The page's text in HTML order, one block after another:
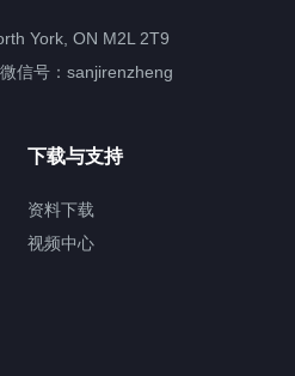
用
York, ON M2L 2T9
信号：sanjirenzheng
下载与支持
资料下载
视频中心